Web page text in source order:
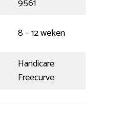
8 – 12 weken
Handicare
Freecurve